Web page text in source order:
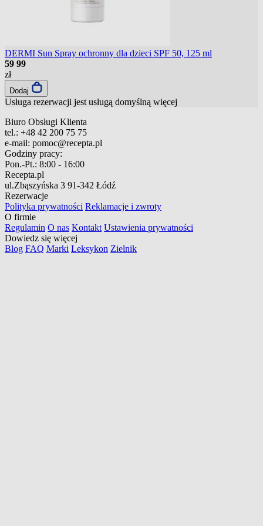
DERMI Sun Spray ochronny dla dzieci SPF 50, 125 ml
59 99
zł
Dodaj
Usługa rezerwacji jest usługą domyślną więcej
Biuro Obsługi Klienta
tel.: +48 42 200 75 75
e-mail: pomoc@recepta.pl
Godziny pracy:
Pon.-Pt.: 8:00 - 16:00
Recepta.pl
ul.Zbąszyńska 3 91-342 Łódź
Rezerwacje
Polityka prywatności Reklamacje i zwroty
O firmie
Regulamin O nas Kontakt Ustawienia prywatności
Dowiedz się więcej
Blog FAQ Marki Leksykon Zielnik